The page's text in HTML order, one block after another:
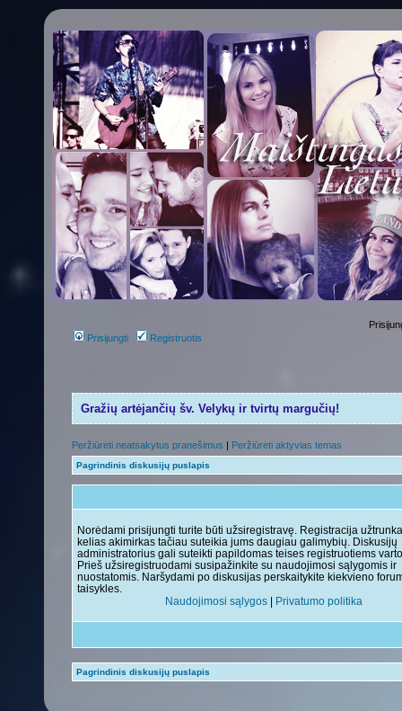
Prisijungti Registruotis
Gražių artėjančių šv. Velykų ir tvirtų margučių!
Peržiūrėti neatsakytus pranešimus | Peržiūrėti aktyvias temas
Pagrindinis diskusijų puslapis
Norėdami prisijungti turite būti užsiregistravę. Registracija
kelias akimirkas tačiau suteikia jums daugiau galimybių. Diskusijų
administratorius gali suteikti papildomas teises registruotiems
Prieš užsiregistruodami susipažinkite su naudojimosi sąlygomis ir
nuostatomis. Naršydami po diskusijas perskaitykite kiekvieno
taisykles.
Naudojimosi sąlygos | Privatumo politika
Pagrindinis diskusijų puslapis